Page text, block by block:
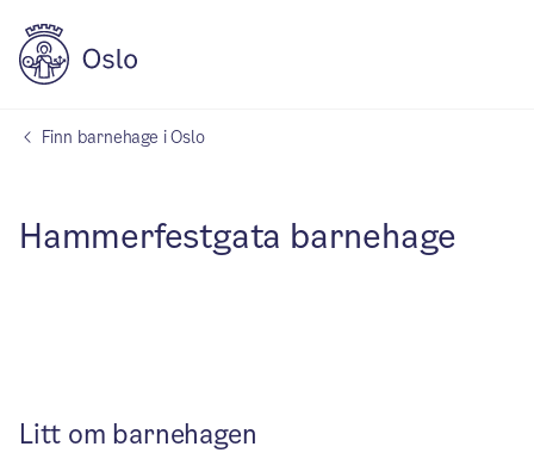
Finn barnehage i Oslo
Hammerfestgata barnehage
Litt om barnehagen